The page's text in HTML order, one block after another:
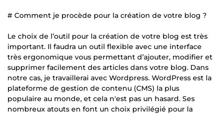
# Comment je procède pour la création de votre blog ?
Le choix de l’outil pour la création de votre blog est très
important. Il faudra un outil flexible avec une interface
très ergonomique vous permettant d’ajouter, modifier et
supprimer facilement des articles dans votre blog. Dans
notre cas, je travaillerai avec Wordpress. WordPress est la
plateforme de gestion de contenu (CMS) la plus
populaire au monde, et cela n'est pas un hasard. Ses
nombreux atouts en font un choix privilégié pour la